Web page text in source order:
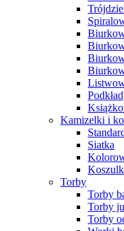
Kamizelki i
Siatka
Torby
Torby
Torby
Torby